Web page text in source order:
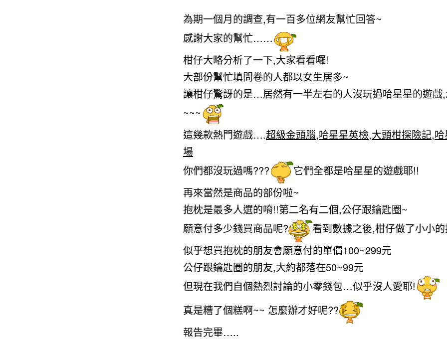
為期一個月的調查,有一百多位網友幫忙回答~
感謝大家的幫忙……
柑仔大略分析了一下,大家看看囉!
大部份幫忙填問卷的人都以女生居多~
讓柑仔驚訝的是…居然有一半左右的人沒玩過哈星星的遊戲
~~~
這幾款熱門遊戲….超級金頭腦,哈星星英檢,大頭柑探險記,
場
你們都沒玩過嗎???
它們全都是哈星星的遊戲耶!!
再來當然是商品的部份啦~
抱枕是最多人選的唷!!第二名有二個,公仔跟鑰匙圈~
願意付多少錢買商品呢?
看到數據之後,柑仔做了小小
似乎想買抱枕的朋友會願意付的單價100~299元
公仔跟鑰匙圈的朋友,大約都落在50~99元
但現在我們自個熱烈討論的小零錢包…似乎沒人愛耶!
真是糟了個糕啊~~ 怎麼辦才好呢??
報告完畢…..